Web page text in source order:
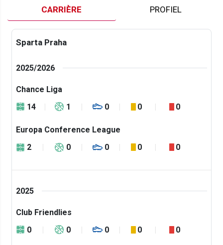
CARRIÈRE PROFIEL
Sparta Praha
2025/2026
Chance Liga
14
1 0 0 0
Europa Conference League
2
0 0 0 0
2025
Club Friendlies
0
0 0 0 0